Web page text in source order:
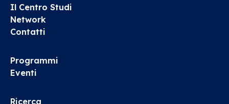
Il Centro Studi
Network
Contatti
Programmi
Eventi
Ricerca